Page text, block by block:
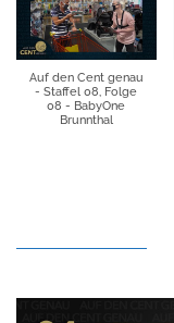
Auf den Cent genau
- Staffel 08, Folge
08 - BabyOne
Brunnthal